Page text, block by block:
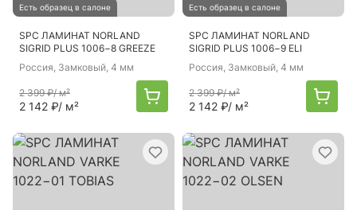
Есть образец в салоне
SPC ЛАМИНАТ NORLAND
SIGRID PLUS 1006−8 GREEZE
Россия, Замковый, 4 мм
2 399 ₽/ м²
2 142 ₽/ м²
Есть образец в салоне
SPC ЛАМИНАТ NORLAND
SIGRID PLUS 1006−9 ELI
Россия, Замковый, 4 мм
2 399 ₽/ м²
2 142 ₽/ м²